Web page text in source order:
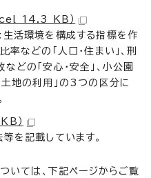
14.3 KB）
活環境を構成する指標を作
などの「人口・住まい」、刑
どの「安心・安全」、小公園
地の利用」の3つの区分に
）
を記載しています。
いては、下記ページからご覧